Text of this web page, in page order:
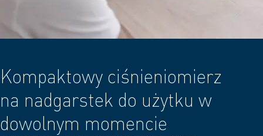
Kompaktowy ciśnieniomierz
na nadgarstek do użytku w
dowolnym momencie